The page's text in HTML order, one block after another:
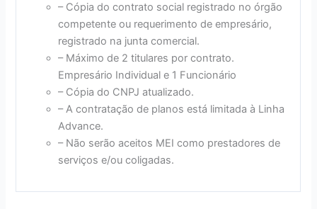
– Cópia do contrato social registrado no órgão
competente ou requerimento de empresário,
registrado na junta comercial.
– Máximo de 2 titulares por contrato.
Empresário Individual e 1 Funcionário
– Cópia do CNPJ atualizado.
– A contratação de planos está limitada à Linha
Advance.
– Não serão aceitos MEI como prestadores de
serviços e/ou coligadas.